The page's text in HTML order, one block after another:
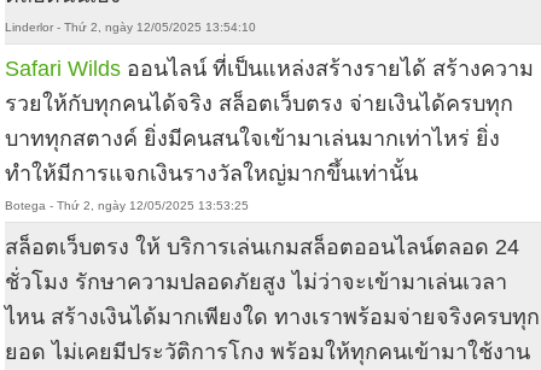
Linderlor - Thứ 2, ngày 12/05/2025 13:54:10
Safari Wilds ออนไลน์ ที่เป็นแหล่งสร้างรายได้ สร้างความ
รวยให้กับทุกคนได้จริง สล็อตเว็บตรง จ่ายเงินได้ครบทุก
บาททุกสตางค์ ยิ่งมีคนสนใจเข้ามาเล่นมากเท่าไหร่ ยิ่ง
ทำให้มีการแจกเงินรางวัลใหญ่มากขึ้นเท่านั้น
Botega - Thứ 2, ngày 12/05/2025 13:53:25
สล็อตเว็บตรง ให้ บริการเล่นเกมสล็อตออนไลน์ตลอด 24
ชั่วโมง รักษาความปลอดภัยสูง ไม่ว่าจะเข้ามาเล่นเวลา
ไหน สร้างเงินได้มากเพียงใด ทางเราพร้อมจ่ายจริงครบทุก
ยอด ไม่เคยมีประวัติการโกง พร้อมให้ทุกคนเข้ามาใช้งาน